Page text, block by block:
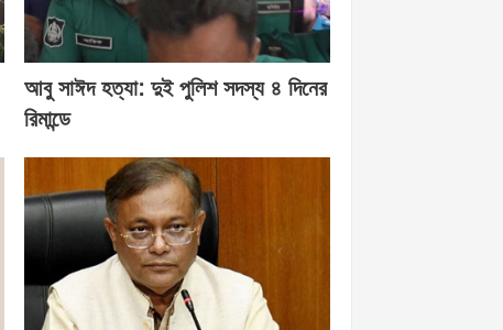
আবু সাঈদ হত্যা: দুই পুলিশ সদস্য ৪ দিনের
রিমান্ডে